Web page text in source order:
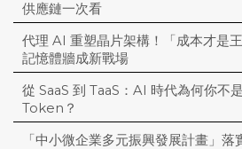
供應鏈一次看
代理 AI 重塑晶片架構！「成本才是
記憶體牆成新戰場
從 SaaS 到 TaaS：AI 時代為何你不
Token？
「中小微企業多元振興發展計畫」